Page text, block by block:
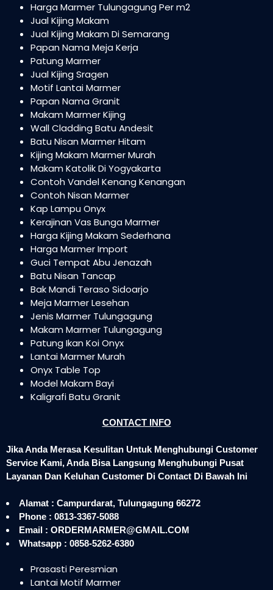
Harga Marmer Tulungagung Per m2
Jual Kijing Makam
Jual Kijing Makam Di Semarang
Papan Nama Meja Kerja
Patung Marmer
Jual Kijing Sragen
Motif Lantai Marmer
Papan Nama Granit
Makam Marmer Kijing
Wall Cladding Batu Andesit
Batu Nisan Marmer Hitam
Kijing Makam Marmer Murah
Makam Katolik Di Yogyakarta
Contoh Vandel Kenang Kenangan
Contoh Nisan Marmer
Kap Lampu Onyx
Kerajinan Vas Bunga Marmer
Harga Kijing Makam Sederhana
Harga Marmer Import
Guci Tempat Abu Jenazah
Batu Nisan Tancap
Bak Mandi Teraso Sidoarjo
Meja Marmer Lesehan
Jenis Marmer Tulungagung
Makam Marmer Tulungagung
Patung Ikan Koi Onyx
Lantai Marmer Murah
Onyx Table Top
Model Makam Bayi
Kaligrafi Batu Granit
CONTACT INFO
Jika Anda Merasa Kesulitan Untuk Menghubungi Customer
Service Kami, Anda Bisa Langsung Menghubungi Pusat
Layanan Dan Keluhan Customer Di Contact Di Bawah Ini
Alamat : Campurdarat, Tulungagung 66272
Phone : 0813-3367-5088
Email : ORDERMARMER@GMAIL.COM
Whatsapp : 0858-5262-6380
Prasasti Peresmian
Lantai Motif Marmer